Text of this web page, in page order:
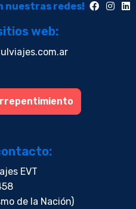
nuestras redes!
web:
EVT
de la Nación)